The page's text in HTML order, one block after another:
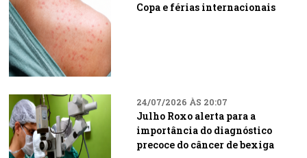
Copa e férias internacionais
24/07/2026 ÀS 20:07
Julho Roxo alerta para a
importância do diagnóstico
precoce do câncer de bexiga